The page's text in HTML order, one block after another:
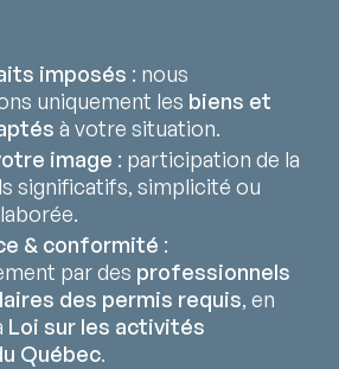
imposés : nous
uniquement les biens et
à votre situation.
image : participation de la
significatifs, simplicité ou
& conformité :
par des professionnels
des permis requis, en
Loi sur les activités
Québec.